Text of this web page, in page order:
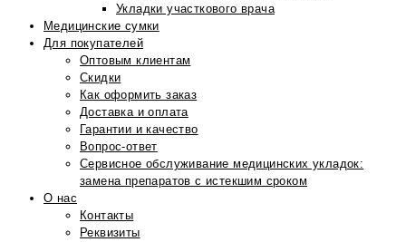
Укладки участкового врача
Медицинские сумки
Для покупателей
Оптовым клиентам
Скидки
Как оформить заказ
Доставка и оплата
Гарантии и качество
Вопрос-ответ
Сервисное обслуживание медицинских укладок:
замена препаратов с истекшим сроком
О нас
Контакты
Реквизиты